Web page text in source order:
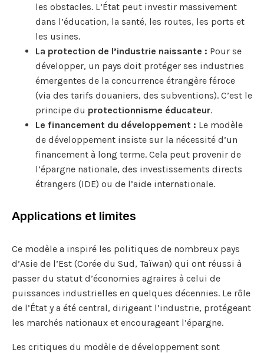
les obstacles. L’État peut investir massivement
dans l’éducation, la santé, les routes, les ports et
les usines.
La protection de l’industrie naissante : Pour se
développer, un pays doit protéger ses industries
émergentes de la concurrence étrangère féroce
(via des tarifs douaniers, des subventions). C’est le
principe du protectionnisme éducateur.
Le financement du développement : Le modèle
de développement insiste sur la nécessité d’un
financement à long terme. Cela peut provenir de
l’épargne nationale, des investissements directs
étrangers (IDE) ou de l’aide internationale.
Applications et limites
Ce modèle a inspiré les politiques de nombreux pays
d’Asie de l’Est (Corée du Sud, Taïwan) qui ont réussi à
passer du statut d’économies agraires à celui de
puissances industrielles en quelques décennies. Le rôle
de l’État y a été central, dirigeant l’industrie, protégeant
les marchés nationaux et encourageant l’épargne.
Les critiques du modèle de développement sont